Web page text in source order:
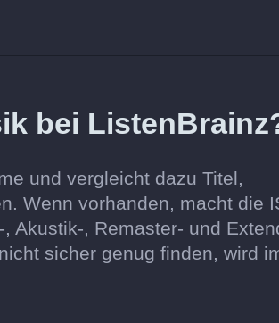
bei
und vergleicht dazu Titel,
Wenn vorhanden, macht die
Akustik-, Remaster- und
sicher genug finden, wird